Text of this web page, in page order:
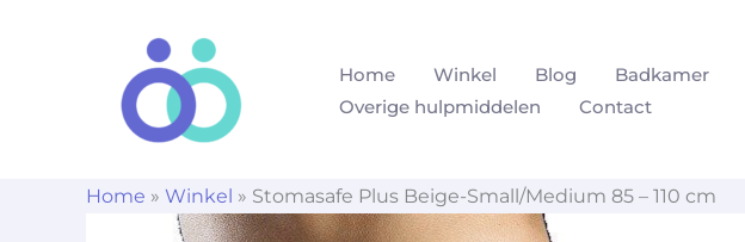
Home Winkel Blog Badkamer
Overige hulpmiddelen
Contact
Home » Winkel » Stomasafe Plus Beige-Small/Medium 85 – 110 cm